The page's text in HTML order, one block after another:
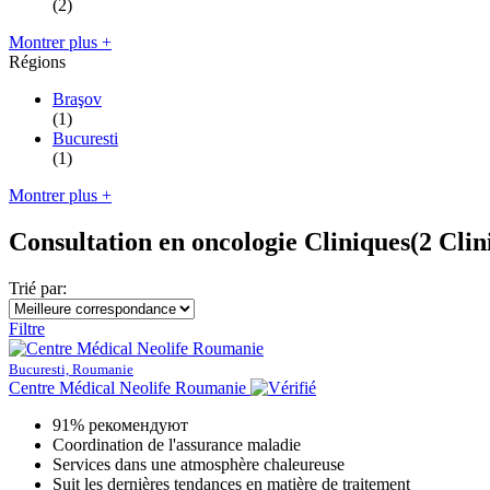
(2)
Montrer plus +
Régions
Braşov
(1)
Bucuresti
(1)
Montrer plus +
Consultation en oncologie Cliniques(2
Trié par:
Filtre
Bucuresti, Roumanie
Centre Médical Neolife Roumanie
91% рекомендуют
Coordination de l'assurance maladie
Services dans une atmosphère chaleureuse
Suit les dernières tendances en matière de traitement